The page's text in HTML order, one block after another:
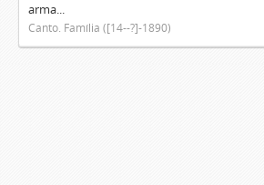
arma...
Canto. Família ([14--?]-1890)